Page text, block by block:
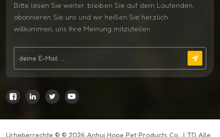
Bitte lesen Sie weiter, bleiben Sie auf dem Laufenden,
abonnieren Sie uns und wir heißen Sie herzlich
willkommen, uns Ihre Meinung mitzuteilen.
Urheberrechte © © 2026 Anhui Hope Pet Products Co., LTD Alle